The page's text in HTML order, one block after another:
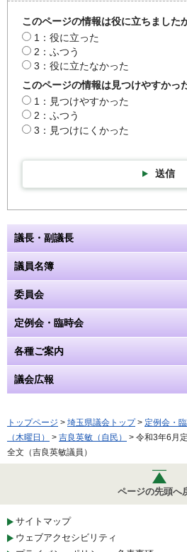
このページの情報は役に立ちました
1：役に立った
2：ふつう
3：役に立たなかった
このページの情報は見つけやすかっ
1：見つけやすかった
2：ふつう
3：見つけにくかった
送信
議長・副議長
議員名簿
委員会
定例会・臨時会
各種ご案内
議会広報
トップページ > 埼玉県議会トップ> 定例会・
（木曜日）
> 吉良英敏（自民）
> 令和3年6月
全文（吉良英敏議員）
ページの先頭へ
サイトマップ
ウェブアクセシビリティ